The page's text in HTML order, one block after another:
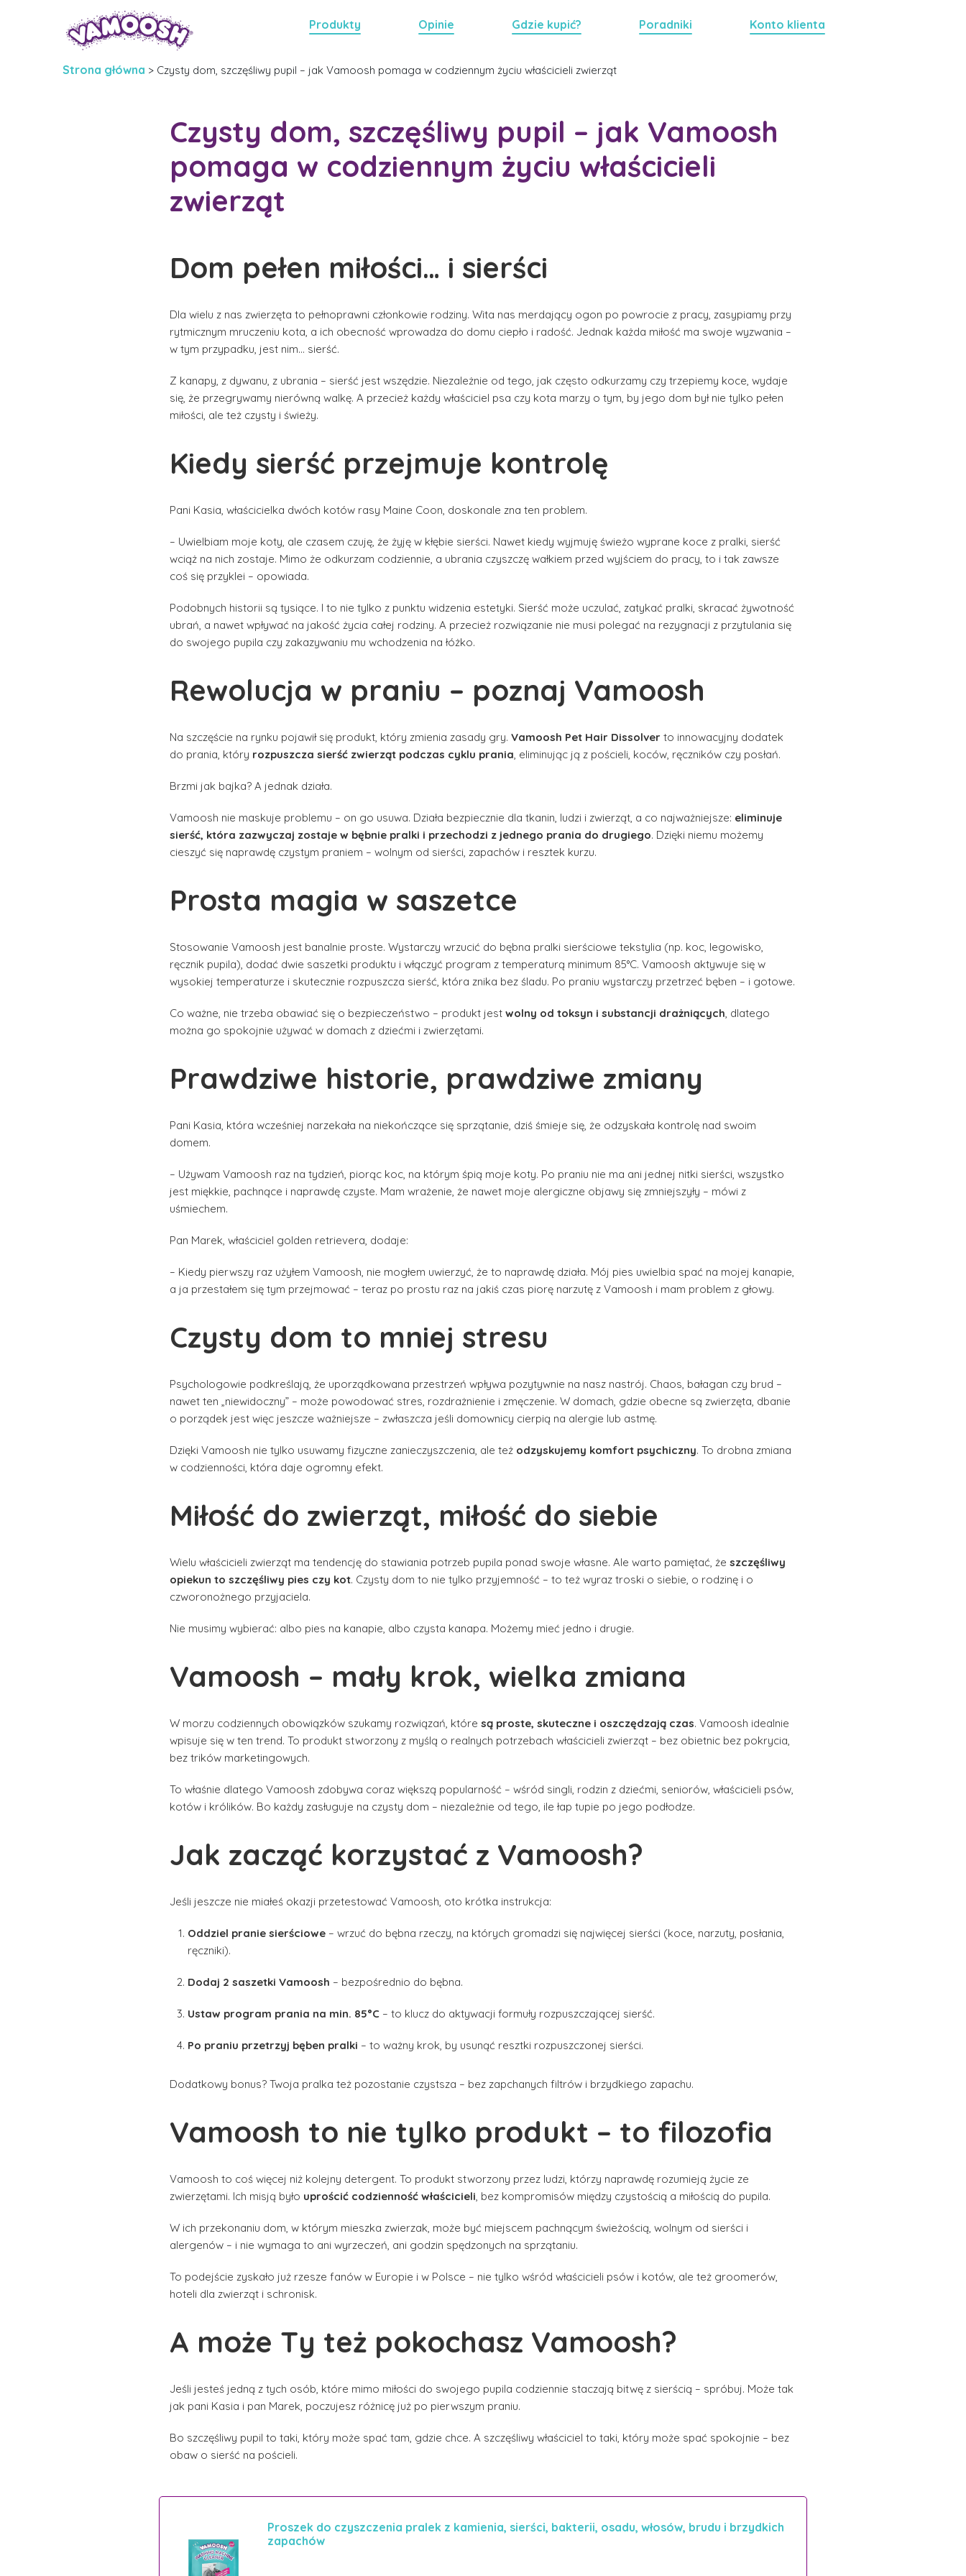
Produkty Opinie Gdzie kupić? Poradniki Konto klienta
Strona główna > Czysty dom, szczęśliwy pupil – jak Vamoosh pomaga w codziennym życiu właścicieli zwierząt
Czysty dom, szczęśliwy pupil – jak Vamoosh
pomaga w codziennym życiu właścicieli
zwierząt
Dom pełen miłości… i sierści
Dla wielu z nas zwierzęta to pełnoprawni członkowie rodziny. Wita nas merdający ogon po powrocie z pracy, zasypiamy przy
rytmicznym mruczeniu kota, a ich obecność wprowadza do domu ciepło i radość. Jednak każda miłość ma swoje wyzwania –
w tym przypadku, jest nim… sierść.
Z kanapy, z dywanu, z ubrania – sierść jest wszędzie. Niezależnie od tego, jak często odkurzamy czy trzepiemy koce, wydaje
się, że przegrywamy nierówną walkę. A przecież każdy właściciel psa czy kota marzy o tym, by jego dom był nie tylko pełen
miłości, ale też czysty i świeży.
Kiedy sierść przejmuje kontrolę
Pani Kasia, właścicielka dwóch kotów rasy Maine Coon, doskonale zna ten problem.
– Uwielbiam moje koty, ale czasem czuję, że żyję w kłębie sierści. Nawet kiedy wyjmuję świeżo wyprane koce z pralki, sierść
wciąż na nich zostaje. Mimo że odkurzam codziennie, a ubrania czyszczę wałkiem przed wyjściem do pracy, to i tak zawsze
coś się przyklei – opowiada.
Podobnych historii są tysiące. I to nie tylko z punktu widzenia estetyki. Sierść może uczulać, zatykać pralki, skracać żywotność
ubrań, a nawet wpływać na jakość życia całej rodziny. A przecież rozwiązanie nie musi polegać na rezygnacji z przytulania się
do swojego pupila czy zakazywaniu mu wchodzenia na łóżko.
Rewolucja w praniu – poznaj Vamoosh
Na szczęście na rynku pojawił się produkt, który zmienia zasady gry.Vamoosh Pet Hair Dissolver to innowacyjny dodatek
do prania, który rozpuszcza sierść zwierząt podczas cyklu prania, eliminując ją z pościeli, koców, ręczników czy posłań.
Brzmi jak bajka? A jednak działa.
Vamoosh nie maskuje problemu – on go usuwa. Działa bezpiecznie dla tkanin, ludzi i zwierząt, a co najważniejsze: eliminuje
sierść, która zazwyczaj zostaje w bębnie pralki i przechodzi z jednego prania do drugiego. Dzięki niemu możemy
cieszyć się naprawdę czystym praniem – wolnym od sierści, zapachów i resztek kurzu.
Prosta magia w saszetce
Stosowanie Vamoosh jest banalnie proste. Wystarczy wrzucić do bębna pralki sierściowe tekstylia (np. koc, legowisko,
ręcznik pupila), dodać dwie saszetki produktu i włączyć program z temperaturą minimum 85°C. Vamoosh aktywuje się w
wysokiej temperaturze i skutecznie rozpuszcza sierść, która znika bez śladu. Po praniu wystarczy przetrzeć bęben – i gotowe.
Co ważne, nie trzeba obawiać się o bezpieczeństwo – produkt jestwolny od toksyn i substancji drażniących, dlatego
można go spokojnie używać w domach z dziećmi i zwierzętami.
Prawdziwe historie, prawdziwe zmiany
Pani Kasia, która wcześniej narzekała na niekończące się sprzątanie, dziś śmieje się, że odzyskała kontrolę nad swoim
domem.
– Używam Vamoosh raz na tydzień, piorąc koc, na którym śpią moje koty. Po praniu nie ma ani jednej nitki sierści, wszystko
jest miękkie, pachnące i naprawdę czyste. Mam wrażenie, że nawet moje alergiczne objawy się zmniejszyły – mówi z
uśmiechem.
Pan Marek, właściciel golden retrievera, dodaje:
– Kiedy pierwszy raz użyłem Vamoosh, nie mogłem uwierzyć, że to naprawdę działa. Mój pies uwielbia spać na mojej kanapie,
a ja przestałem się tym przejmować – teraz po prostu raz na jakiś czas piorę narzutę z Vamoosh i mam problem z głowy.
Czysty dom to mniej stresu
Psychologowie podkreślają, że uporządkowana przestrzeń wpływa pozytywnie na nasz nastrój. Chaos, bałagan czy brud –
nawet ten „niewidoczny” – może powodować stres, rozdrażnienie i zmęczenie. W domach, gdzie obecne są zwierzęta, dbanie
o porządek jest więc jeszcze ważniejsze – zwłaszcza jeśli domownicy cierpią na alergie lub astmę.
Dzięki Vamoosh nie tylko usuwamy fizyczne zanieczyszczenia, ale też odzyskujemy komfort psychiczny. To drobna zmiana
w codzienności, która daje ogromny efekt.
Miłość do zwierząt, miłość do siebie
Wielu właścicieli zwierząt ma tendencję do stawiania potrzeb pupila ponad swoje własne. Ale warto pamiętać, żeszczęśliwy
opiekun to szczęśliwy pies czy kot. Czysty dom to nie tylko przyjemność – to też wyraz troski o siebie, o rodzinę i o
czworonożnego przyjaciela.
Nie musimy wybierać: albo pies na kanapie, albo czysta kanapa. Możemy mieć jedno i drugie.
Vamoosh – mały krok, wielka zmiana
W morzu codziennych obowiązków szukamy rozwiązań, któresą proste, skuteczne i oszczędzają czas. Vamoosh idealnie
wpisuje się w ten trend. To produkt stworzony z myślą o realnych potrzebach właścicieli zwierząt – bez obietnic bez pokrycia,
bez trików marketingowych.
To właśnie dlatego Vamoosh zdobywa coraz większą popularność – wśród singli, rodzin z dziećmi, seniorów, właścicieli psów,
kotów i królików. Bo każdy zasługuje na czysty dom – niezależnie od tego, ile łap tupie po jego podłodze.
Jak zacząć korzystać z Vamoosh?
Jeśli jeszcze nie miałeś okazji przetestować Vamoosh, oto krótka instrukcja:
Oddziel pranie sierściowe – wrzuć do bębna rzeczy, na których gromadzi się najwięcej sierści (koce, narzuty, posłania,
ręczniki).
Dodaj 2 saszetki Vamoosh – bezpośrednio do bębna.
Ustaw program prania na min. 85°C – to klucz do aktywacji formuły rozpuszczającej sierść.
Po praniu przetrzyj bęben pralki – to ważny krok, by usunąć resztki rozpuszczonej sierści.
Dodatkowy bonus? Twoja pralka też pozostanie czystsza – bez zapchanych filtrów i brzydkiego zapachu.
Vamoosh to nie tylko produkt – to filozofia
Vamoosh to coś więcej niż kolejny detergent. To produkt stworzony przez ludzi, którzy naprawdę rozumieją życie ze
zwierzętami. Ich misją było uprościć codzienność właścicieli, bez kompromisów między czystością a miłością do pupila.
W ich przekonaniu dom, w którym mieszka zwierzak, może być miejscem pachnącym świeżością, wolnym od sierści i
alergenów – i nie wymaga to ani wyrzeczeń, ani godzin spędzonych na sprzątaniu.
To podejście zyskało już rzesze fanów w Europie i w Polsce – nie tylko wśród właścicieli psów i kotów, ale też groomerów,
hoteli dla zwierząt i schronisk.
A może Ty też pokochasz Vamoosh?
Jeśli jesteś jedną z tych osób, które mimo miłości do swojego pupila codziennie staczają bitwę z sierścią – spróbuj. Może tak
jak pani Kasia i pan Marek, poczujesz różnicę już po pierwszym praniu.
Bo szczęśliwy pupil to taki, który może spać tam, gdzie chce. A szczęśliwy właściciel to taki, który może spać spokojnie – bez
obaw o sierść na pościeli.
Proszek do czyszczenia pralek z kamienia, sierści, bakterii, osadu, włosów, brudu i brzydkich
zapachów